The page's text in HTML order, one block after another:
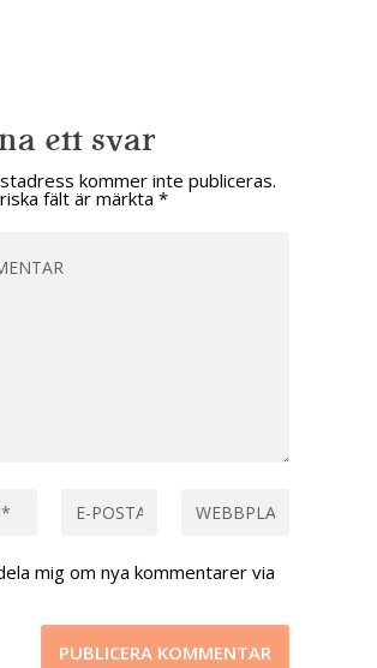
ett svar
kommer inte publiceras.
fält är märkta *
mig om nya kommentarer via